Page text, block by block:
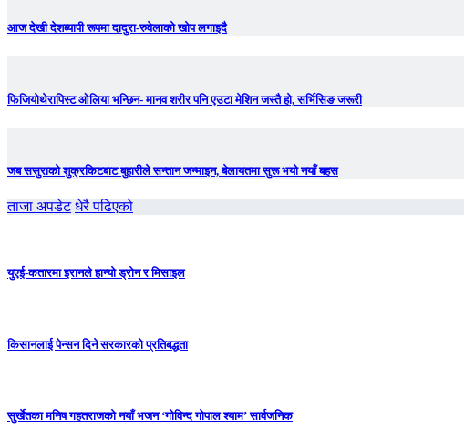
आज देखी देशब्यापी रूपमा दादुरा-रुवेलाको खोप लगाइदै
फिजियोथेरापिस्ट ओलिया भन्छिन- मानव शरीर पनि एउटा मेशिन जस्तै हो, सर्भिसिङ जरूरी
जब ससुराको शुक्रकिटबाट बुहारीले सन्तान जन्माइन, बेलायतमा सुरू भयो नयाँ बहस
ताजा अपडेट धेरै पढिएको
युएई-कतारमा इरानले हान्यो ड्रोन र मिसाइल
किसानलाई पेन्सन दिने सरकारको प्रतिबद्धता
सुर्खेतका मनिष गहतराजको नयाँ भजन ‘गोविन्द गोपाल श्याम’ सार्वजनिक